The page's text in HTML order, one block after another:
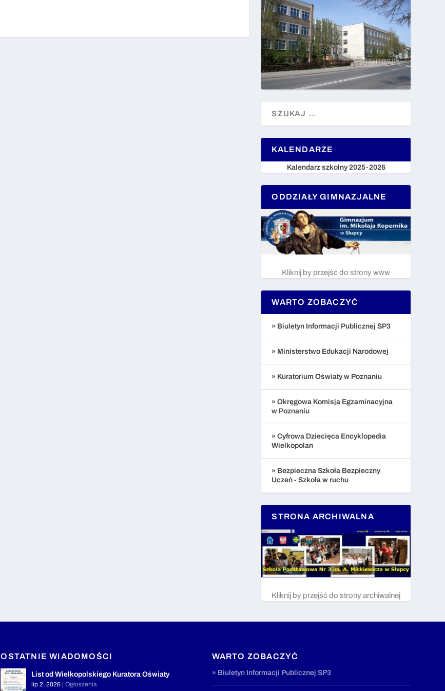
KALENDARZE
Kalendarz szkolny 2025-2026
ODDZIAŁY GIMNAZJALNE
Kliknij by przejść do strony www
WARTO ZOBACZYĆ
» Biuletyn Informacji Publicznej SP3
» Ministerstwo Edukacji Narodowej
» Kuratorium Oświaty w Poznaniu
» Okręgowa Komisja Egzaminacyjna
w Poznaniu
» Cyfrowa Dziecięca Encyklopedia
Wielkopolan
» Bezpieczna Szkoła Bezpieczny
Uczeń - Szkoła w ruchu
STRONA ARCHIWALNA
Kliknij by przejść do strony archiwalnej
OSTATNIE WIADOMOŚCI
List od Wielkopolskiego Kuratora Oświaty
lip 2, 2026 |Ogłoszenia
WARTO ZOBACZYĆ
» Biuletyn Informacji Publicznej SP3